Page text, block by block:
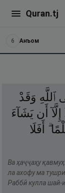
Quran.tj
6 Анъом
ٱللَّهِ وَقَدْ
إِلَّآ أَن يَشَآءَ
أَفَلَا
Ва ҳаҷҷаҳу
ла ахофу ма
Раббӣ кулла шай-